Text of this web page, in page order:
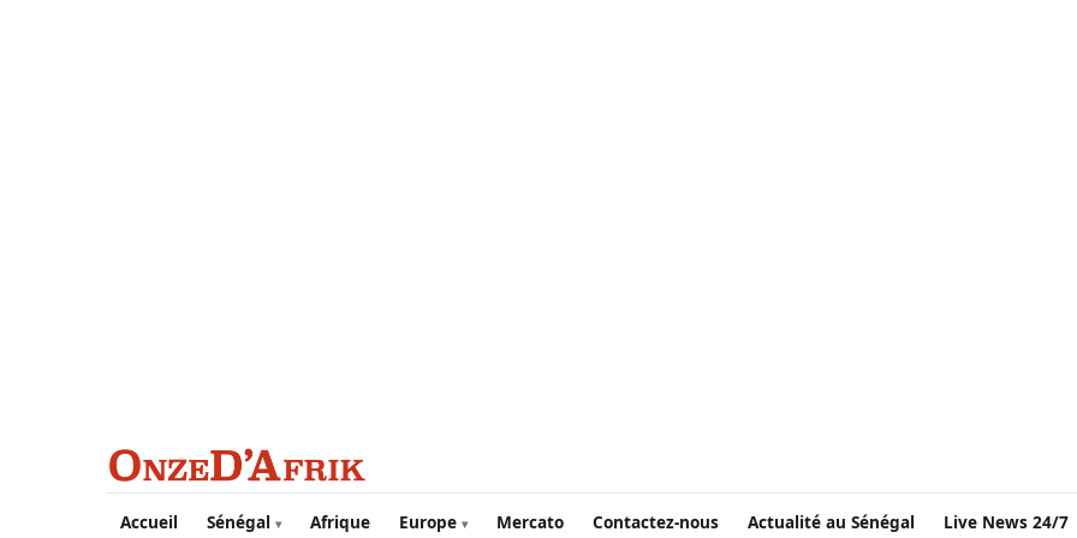
Aller au contenu principal
Accueil Sénégal Afrique Europe Mercato Contactez-nous Actualité au Sénégal Live News 24/7